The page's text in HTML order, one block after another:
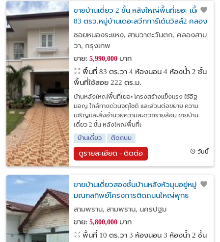
ขายบ้านเดี่ยว 2 ชั้น หลังใหญ่พื้นที่เยอะ เนื้อที่
83 ตรว.หมู่บ้านเดอะสวีทการ์เด้นวิลล์2 คลอง
สามวา
ซอยหนองระแหง, สามวาตะวันตก, คลองสาม
วา, กรุงเทพ
ขาย: 5,990,000บาท
พื้นที่ 83 ตร.วา 4 ห้องนอน 4 ห้องน้ำ 2 ชั้น
พื้นที่ใช้สอย 222 ตร.ม.
บ้านหลังใหญ่พื้นที่เยอะ โครงสร้างแข็งแรง ใช้อิฐ
มอญ ใกล้ทางด่วนจตุโชติ และส่วนต่อขยาย ความ
เจริญและสิ่งอำนวยความสะดวกรายล้อม ขายบ้าน
เดี่ยว 2 ชั้น หลังใหญ่พื้นที่เ
บ้านเดี่ยว
ติดถนน
ดูรายละเอียด - ติดต่อ วันนี้
ขายบ้านเดี่ยวสองชั้นบ้านหลังหัวมุมอยู่หมู่บ้าน
มณฑลทิพย์โครงการติดถนนใหญ่พุทธ
มณฑลสาย 4 ซ. กระทุ่มล้ม 17
สามพราน, สามพราน, นครปฐม
ขาย: 5,800,000บาท
พื้นที่ 10 ตร.วา 3 ห้องนอน 3 ห้องน้ำ 2 ชั้น